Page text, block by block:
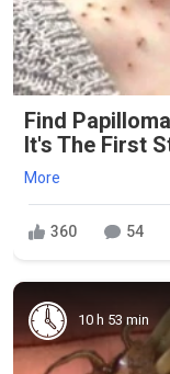
Find
It's The First
More
360 54
10 h 53 min